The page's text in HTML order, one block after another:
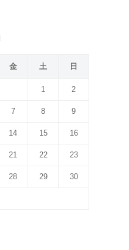
金 土 日
1 2
7 8 9
14 15 16
21 22 23
28 29 30